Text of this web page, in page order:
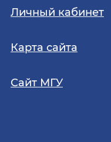
Личный кабинет
Карта сайта
Сайт МГУ